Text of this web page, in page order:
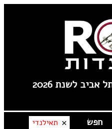
לשנת 2026
תאילנדי